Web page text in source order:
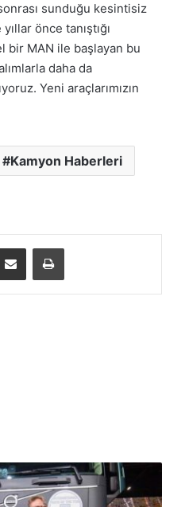
sunduğu kesintisiz
önce tanıştığı
bir MAN ile başlayan bu
daha da
Yeni araçlarımızın
Kamyon Haberleri
E-Posta ile paylaş Yazdır